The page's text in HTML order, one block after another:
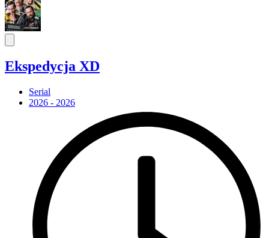
Ekspedycja XD
Serial
2026 - 2026